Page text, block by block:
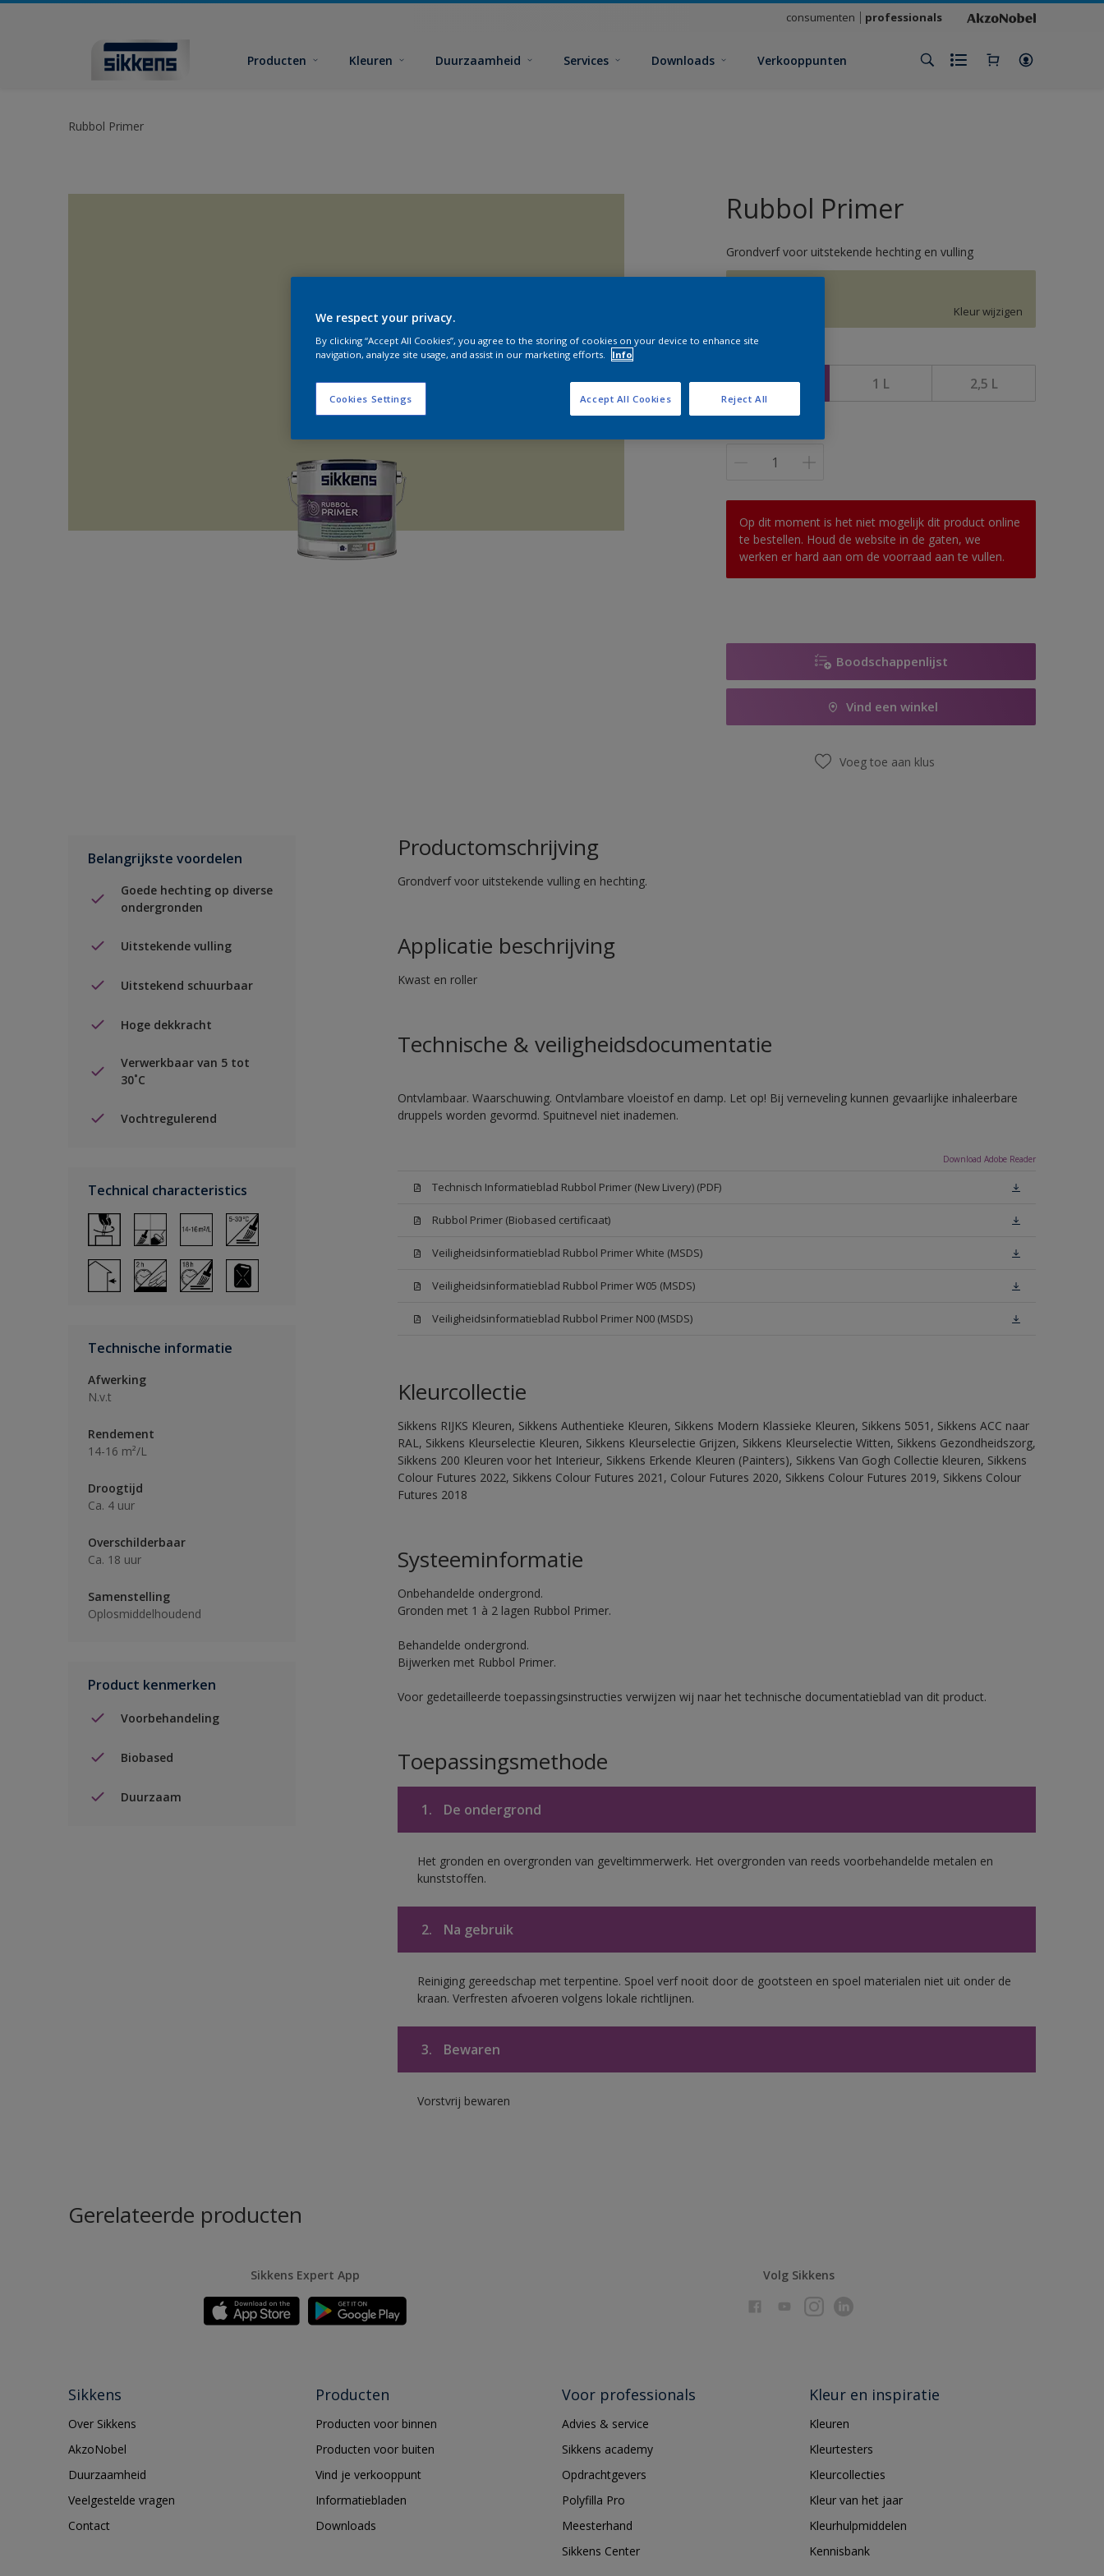
consumenten professionals
Producten Kleuren Duurzaamheid Services Downloads Verkooppunten
Rubbol Primer
Rubbol Primer
Grondverf voor uitstekende hechting en vulling
Kleur wijzigen
500 ML 1 L 2,5 L
Op dit moment is het niet mogelijk dit product online
te bestellen. Houd de website in de gaten, we
werken er hard aan om de voorraad aan te vullen.
Boodschappenlijst
Vind een winkel
Voeg toe aan klus
Belangrijkste voordelen
Goede hechting op diverse
ondergronden
Uitstekende vulling
Uitstekend schuurbaar
Hoge dekkracht
Verwerkbaar van 5 tot
30˚C
Vochtregulerend
Technical characteristics
Technische informatie
Afwerking
N.v.t
Rendement
14-16 m²/L
Droogtijd
Ca. 4 uur
Overschilderbaar
Ca. 18 uur
Samenstelling
Oplosmiddelhoudend
Product kenmerken
Voorbehandeling
Biobased
Duurzaam
Productomschrijving
Grondverf voor uitstekende vulling en hechting.
Applicatie beschrijving
Kwast en roller
Technische & veiligheidsdocumentatie
Ontvlambaar. Waarschuwing. Ontvlambare vloeistof en damp. Let op! Bij verneveling kunnen gevaarlijke inhaleerbare
druppels worden gevormd. Spuitnevel niet inademen.
Download Adobe Reader
Technisch Informatieblad Rubbol Primer (New Livery) (PDF)
Rubbol Primer (Biobased certificaat)
Veiligheidsinformatieblad Rubbol Primer White (MSDS)
Veiligheidsinformatieblad Rubbol Primer W05 (MSDS)
Veiligheidsinformatieblad Rubbol Primer N00 (MSDS)
Kleurcollectie
Sikkens RIJKS Kleuren, Sikkens Authentieke Kleuren, Sikkens Modern Klassieke Kleuren, Sikkens 5051, Sikkens ACC naar
RAL, Sikkens Kleurselectie Kleuren, Sikkens Kleurselectie Grijzen, Sikkens Kleurselectie Witten, Sikkens Gezondheidszorg,
Sikkens 200 Kleuren voor het Interieur, Sikkens Erkende Kleuren (Painters), Sikkens Van Gogh Collectie kleuren, Sikkens
Colour Futures 2022, Sikkens Colour Futures 2021, Colour Futures 2020, Sikkens Colour Futures 2019, Sikkens Colour
Futures 2018
Systeeminformatie
Onbehandelde ondergrond.
Gronden met 1 à 2 lagen Rubbol Primer.
Behandelde ondergrond.
Bijwerken met Rubbol Primer.
Voor gedetailleerde toepassingsinstructies verwijzen wij naar het technische documentatieblad van dit product.
Toepassingsmethode
1. De ondergrond
Het gronden en overgronden van geveltimmerwerk. Het overgronden van reeds voorbehandelde metalen en
kunststoffen.
2. Na gebruik
Reiniging gereedschap met terpentine. Spoel verf nooit door de gootsteen en spoel materialen niet uit onder de
kraan. Verfresten afvoeren volgens lokale richtlijnen.
3. Bewaren
Vorstvrij bewaren
Gerelateerde producten
Sikkens Expert App Volg Sikkens
Sikkens
Over Sikkens
AkzoNobel
Duurzaamheid
Veelgestelde vragen
Contact
Producten
Producten voor binnen
Producten voor buiten
Vind je verkooppunt
Informatiebladen
Downloads
Voor professionals
Advies & service
Sikkens academy
Opdrachtgevers
Polyfilla Pro
Meesterhand
Sikkens Center
Kleur en inspiratie
Kleuren
Kleurtesters
Kleurcollecties
Kleur van het jaar
Kleurhulpmiddelen
Kennisbank
We respect your privacy.
By clicking “Accept All Cookies”, you agree to the storing of cookies on your device to enhance site
navigation, analyze site usage, and assist in our marketing efforts.
Info
Cookies Settings Reject All
Accept All Cookies